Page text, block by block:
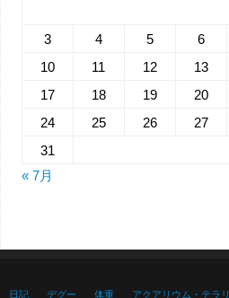
3
4 5 6
10
11 12 13
17
18 19 20
24
25 26 27
31
« 7月
日記 デグー 体重 アクアリウム・テラ